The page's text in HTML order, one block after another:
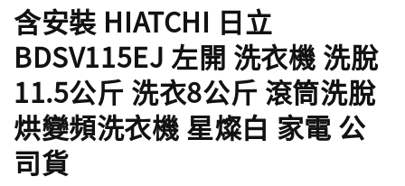
含安裝 HIATCHI 日立
BDSV115EJ 左開 洗衣機 洗脫
11.5公斤 洗衣8公斤 滾筒洗脫
烘變頻洗衣機 星燦白 家電 公
司貨